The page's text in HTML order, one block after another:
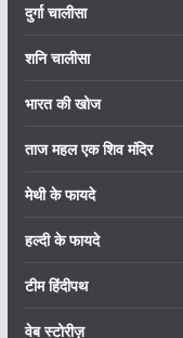
दुर्गा चालीसा
शनि चालीसा
भारत की खोज
ताज महल एक शिव मंदिर
मेथी के फायदे
हल्दी के फायदे
टीम हिंदीपथ
वेब स्टोरीज़